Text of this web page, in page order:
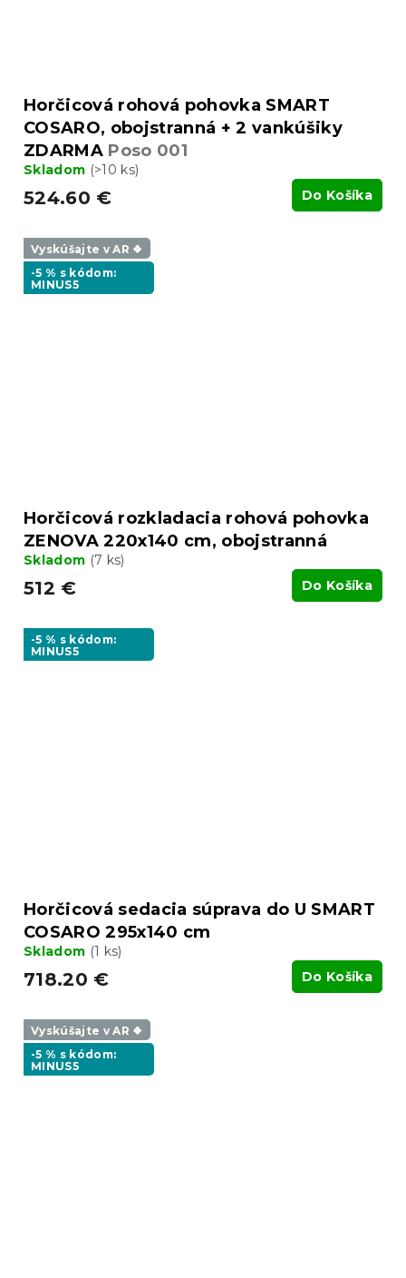
Horčicová rohová pohovka SMART
COSARO, obojstranná + 2 vankúšiky
ZDARMA Poso 001
Skladom (>10 ks)
524.60 € Do Košíka
Vyskúšajte v AR ❖
-5 % s kódom:
MINUS5
Horčicová rozkladacia rohová pohovka
ZENOVA 220x140 cm, obojstranná
Skladom (7 ks)
512 € Do Košíka
-5 % s kódom:
MINUS5
Horčicová sedacia súprava do U SMART
COSARO 295x140 cm
Skladom (1 ks)
718.20 € Do Košíka
Vyskúšajte v AR ❖
-5 % s kódom:
MINUS5